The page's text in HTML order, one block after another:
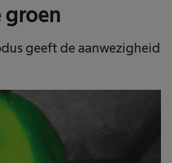
groen
geeft de aanwezigheid